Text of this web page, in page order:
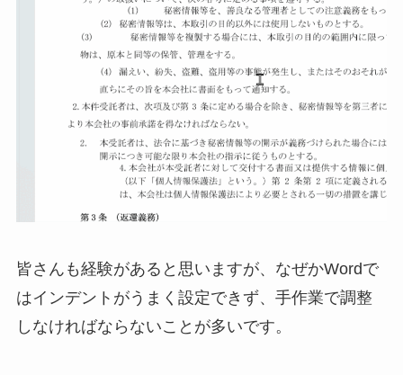
皆さんも経験があると思いますが、なぜかWordで
はインデントがうまく設定できず、手作業で調整
しなければならないことが多いです。